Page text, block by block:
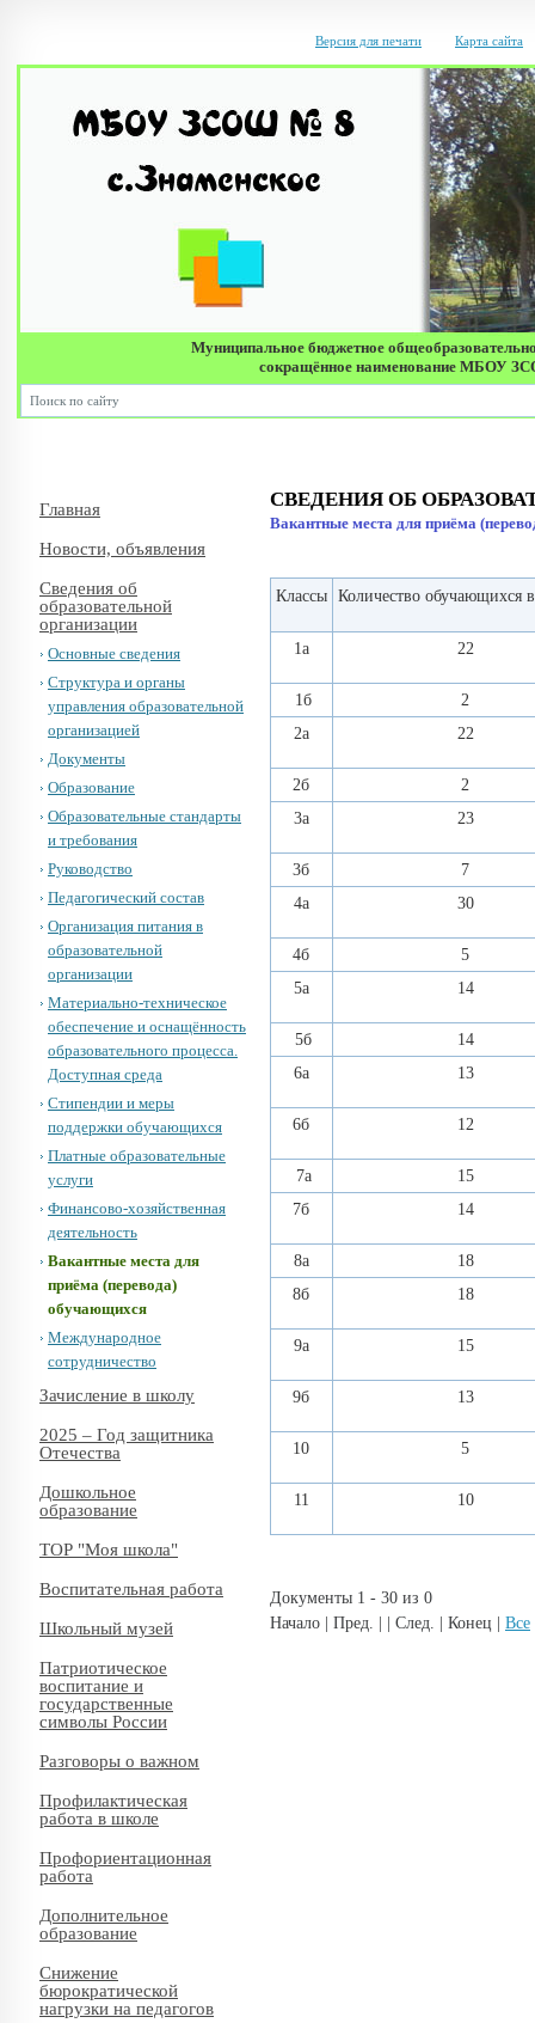
Версия для печати Карта сайта
Муниципальное бюджетное
сокращённое наименование МБОУ
Главная
Новости, объявления
Сведения об
образовательной
организации
Основные сведения
Структура и органы
управления образовательной
организацией
Документы
Образование
Образовательные стандарты
и требования
Руководство
Педагогический состав
Организация питания в
образовательной
организации
Материально-техническое
обеспечение и оснащённость
образовательного процесса.
Доступная среда
Стипендии и меры
поддержки обучающихся
Платные образовательные
услуги
Финансово-хозяйственная
деятельность
Вакантные места для
приёма (перевода)
обучающихся
Международное
сотрудничество
Зачисление в школу
2025 – Год защитника
Отечества
Дошкольное
образование
ТОР "Моя школа"
Воспитательная работа
Школьный музей
Патриотическое
воспитание и
государственные
символы России
Разговоры о важном
Профилактическая
работа в школе
Профориентационная
работа
Дополнительное
образование
Снижение
бюрократической
нагрузки на педагогов
СВЕДЕНИЯ ОБ
Вакантные места для приёма
Классы Количество обучающихся в
1а 22
1б
2
2а
22
2б
2
3а
23
3б
7
4а
30
4б
5
5а
14
5б
14
6а
13
6б 12
7а
15
7б
14
8а
18
8б
18
9а 15
9б 13
10 5
11 10
Документы 1 - 30 из 0
Начало | Пред. | | След. | Конец
Все